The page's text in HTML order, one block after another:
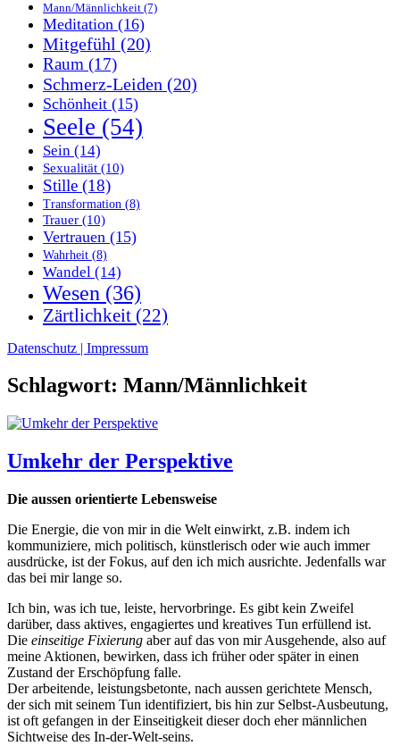
Mann/Männlichkeit (7)
Meditation (16)
Mitgefühl (20)
Raum (17)
Schmerz-Leiden (20)
Schönheit (15)
Seele (54)
Sein (14)
Sexualität (10)
Stille (18)
Transformation (8)
Trauer (10)
Vertrauen (15)
Wahrheit (8)
Wandel (14)
Wesen (36)
Zärtlichkeit (22)
Datenschutz | Impressum
Schlagwort: Mann/Männlichkeit
Umkehr der Perspektive
Die aussen orientierte Lebensweise
Die Energie, die von mir in die Welt einwirkt, z.B. indem ich
kommuniziere, mich politisch, künstlerisch oder wie auch immer
ausdrücke, ist der Fokus, auf den ich mich ausrichte. Jedenfalls war
das bei mir lange so.
Ich bin, was ich tue, leiste, hervorbringe. Es gibt kein Zweifel
darüber, dass aktives, engagiertes und kreatives Tun erfüllend ist.
Die einseitige Fixierung aber auf das von mir Ausgehende, also auf
meine Aktionen, bewirken, dass ich früher oder später in einen
Zustand der Erschöpfung falle.
Der arbeitende, leistungsbetonte, nach aussen gerichtete Mensch,
der sich mit seinem Tun identifiziert, bis hin zur Selbst-Ausbeutung,
ist oft gefangen in der Einseitigkeit dieser doch eher männlichen
Sichtweise des In-der-Welt-seins.